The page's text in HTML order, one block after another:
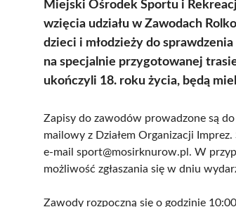
Miejski Ośrodek Sportu i
wzięcia udziału w Zawodach
dzieci i młodzieży do
na specjalnie przygotowanej
ukończyli 18. roku życia, będą
Zapisy do zawodów prowadzone są
mailowy z Działem Organizacji
e-mail sport@mosirknurow.pl. W
możliwość zgłaszania się w dniu
Zawody rozpoczną się o godzinie